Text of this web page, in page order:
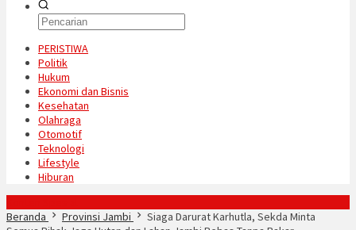
PERISTIWA
Politik
Hukum
Ekonomi dan Bisnis
Kesehatan
Olahraga
Otomotif
Teknologi
Lifestyle
Hiburan
Beranda
Provinsi Jambi
Siaga Darurat Karhutla, Sekda Minta